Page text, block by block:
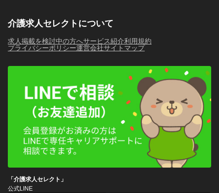
介護求人セレクトについて
求人掲載を検討中の方へサービス紹介利用規約
プライバシーポリシー運営会社サイトマップ
「介護求人セレクト」
公式LINE